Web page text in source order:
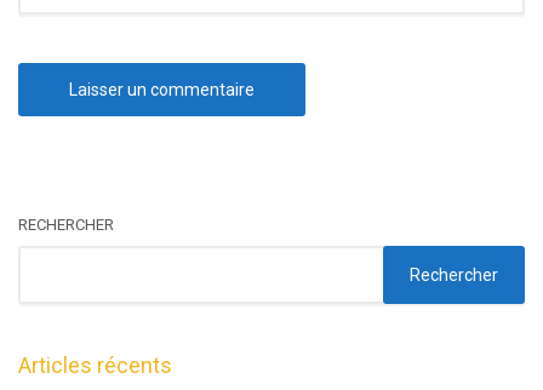
RECHERCHER
Rechercher
Articles récents